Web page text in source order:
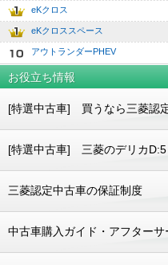
8eKクロス
9eKクロススペース
10
アウトランダーPHEV
お役立ち情報
[特選中古車] 買うなら三菱認
[特選中古車] 三菱のデリカD:5
三菱認定中古車の保証制度
中古車購入ガイド・アフターサ